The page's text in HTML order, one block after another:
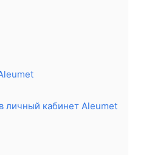
личный кабинет Aleumet